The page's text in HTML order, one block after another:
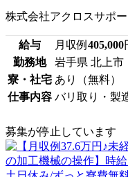
株式会社アクロスサポー
給与 月収例 405,000
勤務地
岩手県 北上市
寮・社宅 あり（無料）
仕事内容 バリ取り・製
募集が停止しています